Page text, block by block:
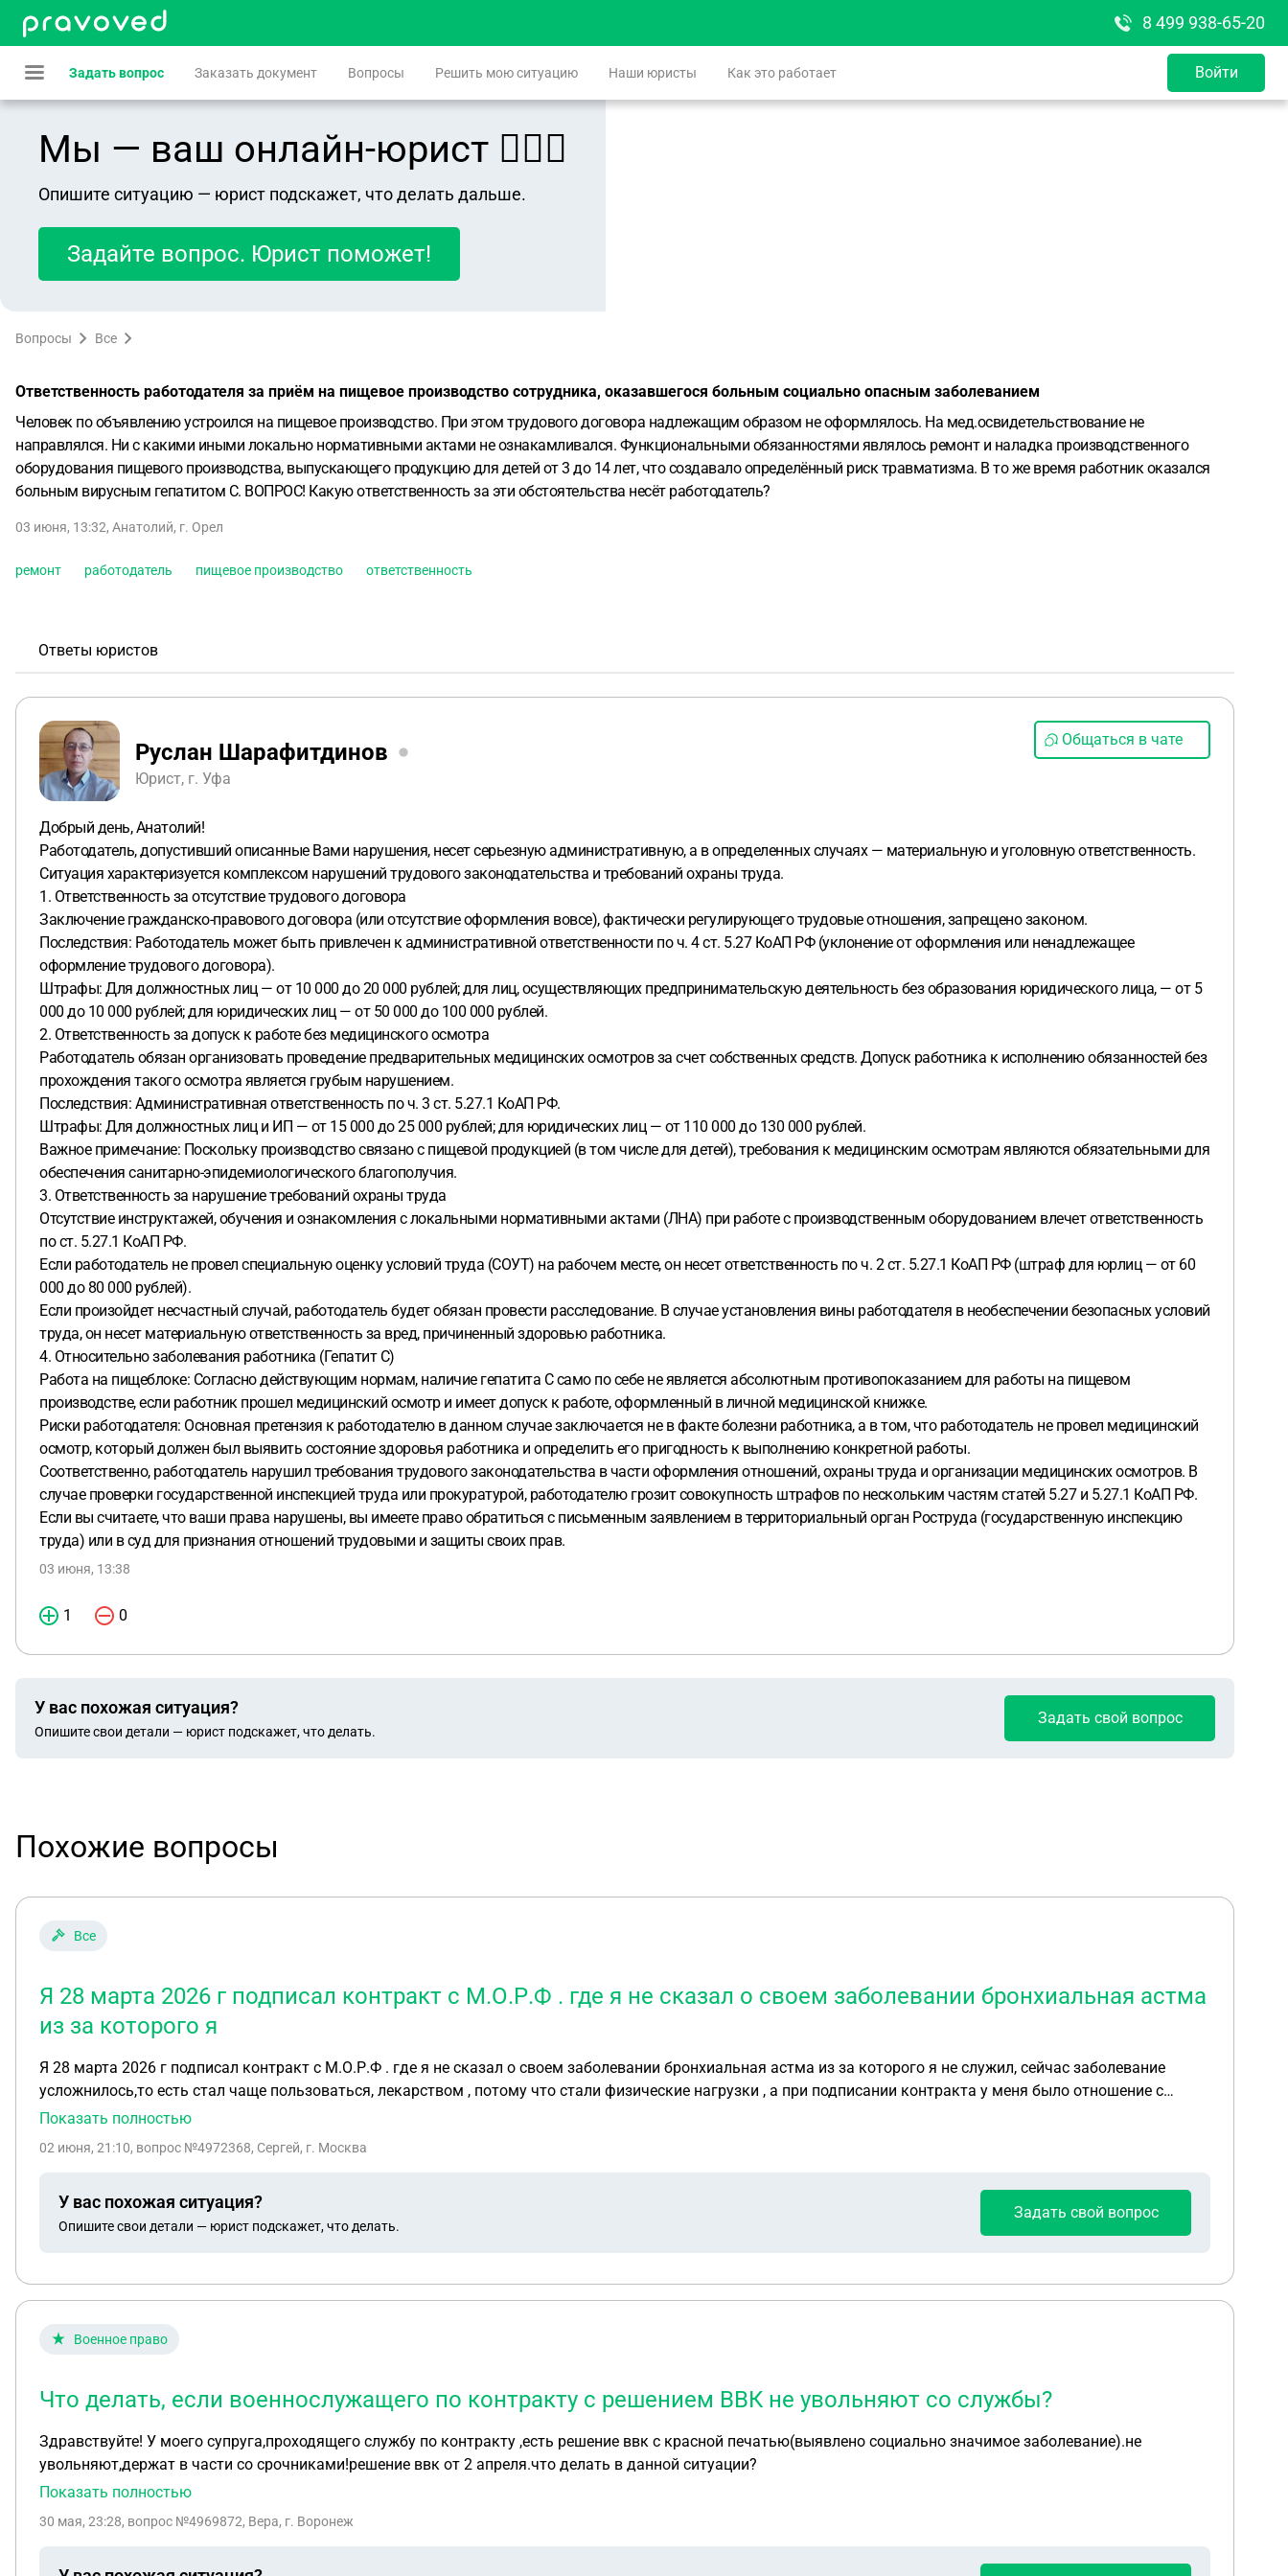
8 499 938-65-20
Задать вопрос Заказать документ Вопросы Решить мою ситуацию Наши юристы Как это работает Войти
Мы — ваш онлайн-юрист 👨🏻‍⚖️
Опишите ситуацию — юрист подскажет, что делать дальше.
Задайте вопрос. Юрист поможет!
Вопросы Все
Ответственность работодателя за приём на пищевое производство сотрудника, оказавшегося больным социально опасным заболеванием
Человек по объявлению устроился на пищевое производство. При этом трудового договора надлежащим образом не оформлялось. На мед.освидетельствование не
направлялся. Ни с какими иными локально нормативными актами не ознакамливался. Функциональными обязанностями являлось ремонт и наладка производственного
оборудования пищевого производства, выпускающего продукцию для детей от 3 до 14 лет, что создавало определённый риск травматизма. В то же время работник оказался
больным вирусным гепатитом С. ВОПРОС! Какую ответственность за эти обстоятельства несёт работодатель?
03 июня, 13:32, Анатолий, г. Орел
ремонт работодатель пищевое производство ответственность
Ответы юристов
Руслан Шарафитдинов
Юрист, г. Уфа
Общаться в чате
Добрый день, Анатолий!
Работодатель, допустивший описанные Вами нарушения, несет серьезную административную, а в определенных случаях — материальную и уголовную ответственность.
Ситуация характеризуется комплексом нарушений трудового законодательства и требований охраны труда.
1. Ответственность за отсутствие трудового договора
Заключение гражданско-правового договора (или отсутствие оформления вовсе), фактически регулирующего трудовые отношения, запрещено законом.
Последствия: Работодатель может быть привлечен к административной ответственности по ч. 4 ст. 5.27 КоАП РФ (уклонение от оформления или ненадлежащее
оформление трудового договора).
Штрафы: Для должностных лиц — от 10 000 до 20 000 рублей; для лиц, осуществляющих предпринимательскую деятельность без образования юридического лица, — от 5
000 до 10 000 рублей; для юридических лиц — от 50 000 до 100 000 рублей.
2. Ответственность за допуск к работе без медицинского осмотра
Работодатель обязан организовать проведение предварительных медицинских осмотров за счет собственных средств. Допуск работника к исполнению обязанностей без
прохождения такого осмотра является грубым нарушением.
Последствия: Административная ответственность по ч. 3 ст. 5.27.1 КоАП РФ.
Штрафы: Для должностных лиц и ИП — от 15 000 до 25 000 рублей; для юридических лиц — от 110 000 до 130 000 рублей.
Важное примечание: Поскольку производство связано с пищевой продукцией (в том числе для детей), требования к медицинским осмотрам являются обязательными для
обеспечения санитарно-эпидемиологического благополучия.
3. Ответственность за нарушение требований охраны труда
Отсутствие инструктажей, обучения и ознакомления с локальными нормативными актами (ЛНА) при работе с производственным оборудованием влечет ответственность
по ст. 5.27.1 КоАП РФ.
Если работодатель не провел специальную оценку условий труда (СОУТ) на рабочем месте, он несет ответственность по ч. 2 ст. 5.27.1 КоАП РФ (штраф для юрлиц — от 60
000 до 80 000 рублей).
Если произойдет несчастный случай, работодатель будет обязан провести расследование. В случае установления вины работодателя в необеспечении безопасных условий
труда, он несет материальную ответственность за вред, причиненный здоровью работника.
4. Относительно заболевания работника (Гепатит С)
Работа на пищеблоке: Согласно действующим нормам, наличие гепатита С само по себе не является абсолютным противопоказанием для работы на пищевом
производстве, если работник прошел медицинский осмотр и имеет допуск к работе, оформленный в личной медицинской книжке.
Риски работодателя: Основная претензия к работодателю в данном случае заключается не в факте болезни работника, а в том, что работодатель не провел медицинский
осмотр, который должен был выявить состояние здоровья работника и определить его пригодность к выполнению конкретной работы.
Соответственно, работодатель нарушил требования трудового законодательства в части оформления отношений, охраны труда и организации медицинских осмотров. В
случае проверки государственной инспекцией труда или прокуратурой, работодателю грозит совокупность штрафов по нескольким частям статей 5.27 и 5.27.1 КоАП РФ.
Если вы считаете, что ваши права нарушены, вы имеете право обратиться с письменным заявлением в территориальный орган Роструда (государственную инспекцию
труда) или в суд для признания отношений трудовыми и защиты своих прав.
03 июня, 13:38
1 0
У вас похожая ситуация?
Опишите свои детали — юрист подскажет, что делать.
Задать свой вопрос
Похожие вопросы
Все
Я 28 марта 2026 г подписал контракт с М.О.Р.Ф . где я не сказал о своем заболевании бронхиальная астма
из за которого я
Я 28 марта 2026 г подписал контракт с М.О.Р.Ф . где я не сказал о своем заболевании бронхиальная астма из за которого я не служил, сейчас заболевание
усложнилось,то есть стал чаще пользоваться, лекарством , потому что стали физические нагрузки , а при подписании контракта у меня было отношение с
частью что я буду водителем так как,у меня большой опыт работы и могу возит опасные грузы .да мне 52года .а сейчас меня перевели в стрелки , у меня 2ое
перевести служить ближе к дому или не участвовать в боевых действиях, или списать с контракта, да забыл добавить я получил травму на полигоне не
Показать полностью
02 июня, 21:10, вопрос №4972368, Сергей, г. Москва
У вас похожая ситуация?
Опишите свои детали — юрист подскажет, что делать.
Задать свой вопрос
Военное право
Что делать, если военнослужащего по контракту с решением ВВК не увольняют со службы?
Здравствуйте! У моего супруга,проходящего службу по контракту ,есть решение ввк с красной печатью(выявлено социально значимое заболевание).не
увольняют,держат в части со срочниками!решение ввк от 2 апреля.что делать в данной ситуации?
Показать полностью
30 мая, 23:28, вопрос №4969872, Вера, г. Воронеж